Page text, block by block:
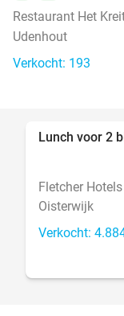
Restaurant Het
Udenhout
Verkocht: 193
Lunch voor 2
Fletcher Hotels
Oisterwijk
Verkocht: